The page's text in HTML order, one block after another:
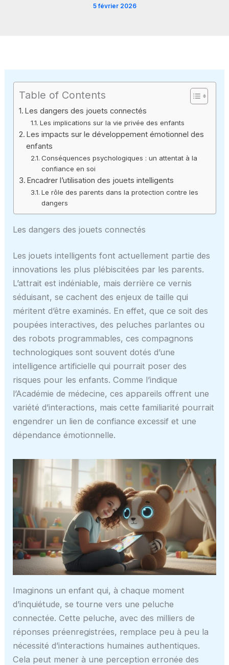
5 février 2026
Table of Contents
Les dangers des jouets connectés
Les implications sur la vie privée des enfants
Les impacts sur le développement émotionnel des
enfants
Conséquences psychologiques : un attentat à la
confiance en soi
Encadrer l’utilisation des jouets intelligents
Le rôle des parents dans la protection contre les
dangers
Les dangers des jouets connectés
Les jouets intelligents font actuellement partie des
innovations les plus plébiscitées par les parents.
L’attrait est indéniable, mais derrière ce vernis
séduisant, se cachent des enjeux de taille qui
méritent d’être examinés. En effet, que ce soit des
poupées interactives, des peluches parlantes ou
des robots programmables, ces compagnons
technologiques sont souvent dotés d’une
intelligence artificielle qui pourrait poser des
risques pour les enfants. Comme l’indique
l’Académie de médecine, ces appareils offrent une
variété d’interactions, mais cette familiarité pourrait
engendrer un lien de confiance excessif et une
dépendance émotionnelle.
Imaginons un enfant qui, à chaque moment
d’inquiétude, se tourne vers une peluche
connectée. Cette peluche, avec des milliers de
réponses préenregistrées, remplace peu à peu la
nécessité d’interactions humaines authentiques.
Cela peut mener à une perception erronée des